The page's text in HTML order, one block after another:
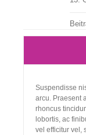
Suspendisse
arcu. Praesent
rhoncus
lobortis, ac
vel efficitur vel,